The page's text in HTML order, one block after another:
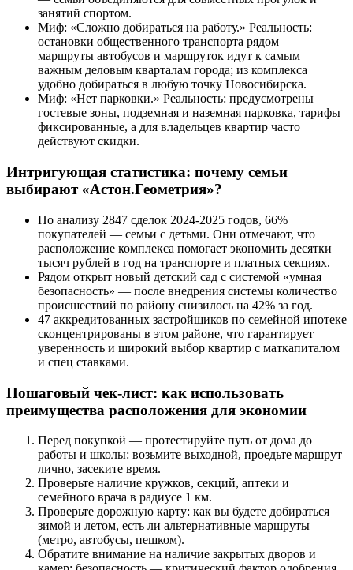
занятий спортом.
Миф: «Сложно добираться на работу.» Реальность:
остановки общественного транспорта рядом —
маршруты автобусов и маршруток идут к самым
важным деловым кварталам города; из комплекса
удобно добираться в любую точку Новосибирска.
Миф: «Нет парковки.» Реальность: предусмотрены
гостевые зоны, подземная и наземная парковка, тарифы
фиксированные, а для владельцев квартир часто
действуют скидки.
Интригующая статистика: почему семьи
выбирают «Астон.Геометрия»?
По анализу 2847 сделок 2024-2025 годов, 66%
покупателей — семьи с детьми. Они отмечают, что
расположение комплекса помогает экономить десятки
тысяч рублей в год на транспорте и платных секциях.
Рядом открыт новый детский сад с системой «умная
безопасность» — после внедрения системы количество
происшествий по району снизилось на 42% за год.
47 аккредитованных застройщиков по семейной ипотеке
сконцентрированы в этом районе, что гарантирует
уверенность и широкий выбор квартир с маткапиталом
и спец ставками.
Пошаговый чек-лист: как использовать
преимущества расположения для экономии
Перед покупкой — протестируйте путь от дома до
работы и школы: возьмите выходной, проедьте маршрут
лично, засеките время.
Проверьте наличие кружков, секций, аптеки и
семейного врача в радиусе 1 км.
Проверьте дорожную карту: как вы будете добираться
зимой и летом, есть ли альтернативные маршруты
(метро, автобусы, пешком).
Обратите внимание на наличие закрытых дворов и